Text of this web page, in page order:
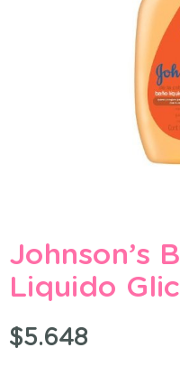
Johnson’s
Liquido
$5.648